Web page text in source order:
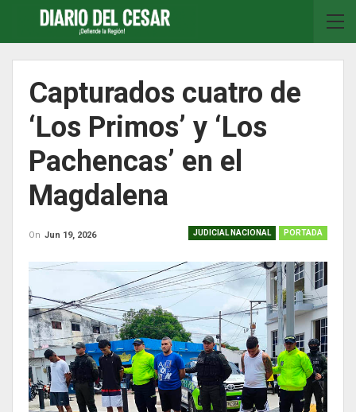
Capturados cuatro de
‘Los Primos’ y ‘Los
Pachencas’ en el
Magdalena
JUDICIAL NACIONAL PORTADA
On Jun 19, 2026